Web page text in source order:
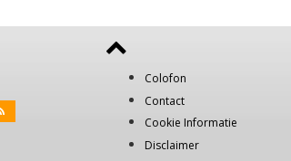
Colofon
Contact
Cookie Informatie
Disclaimer